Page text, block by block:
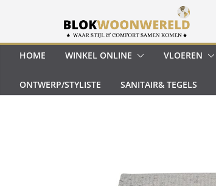
inhoudHOME WINKEL ONLINE VLOEREN
ONTWERP/STYLISTE SANITAIR& TEGELS